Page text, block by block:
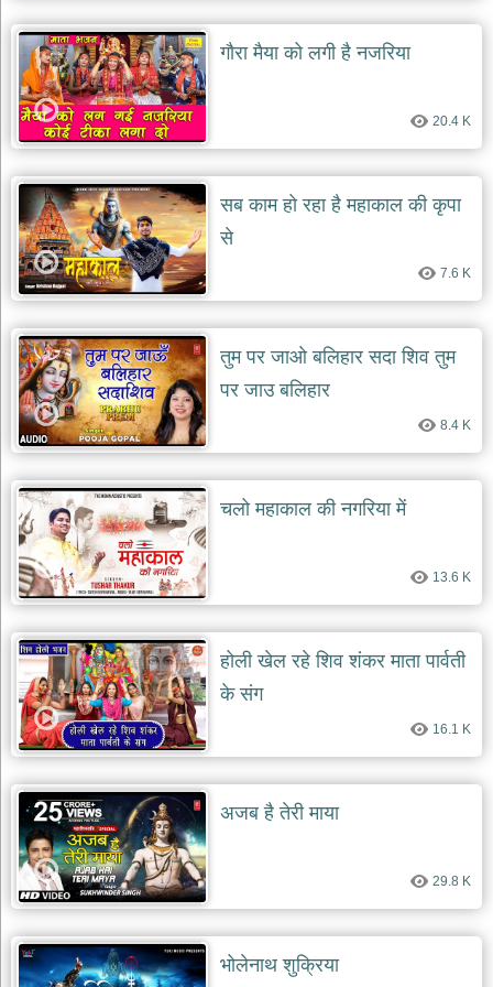
गौरा मैया को लगी है नजरिया
20.4 K
सब काम हो रहा है महाकाल की कृपा
से
7.6 K
तुम पर जाओ बलिहार सदा शिव तुम
पर जाउ बलिहार
8.4 K
चलो महाकाल की नगरिया में
13.6 K
होली खेल रहे शिव शंकर माता पार्वती
के संग
16.1 K
अजब है तेरी माया
29.8 K
भोलेनाथ शुक्रिया